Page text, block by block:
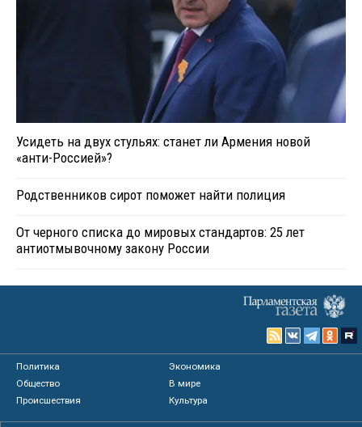
Усидеть на двух стульях: станет ли Армения новой
«анти-Россией»?
Родственников сирот поможет найти полиция
От черного списка до мировых стандартов: 25 лет
антиотмывочному закону России
Политика
Экономика
Общество
В мире
Происшествия
Культура